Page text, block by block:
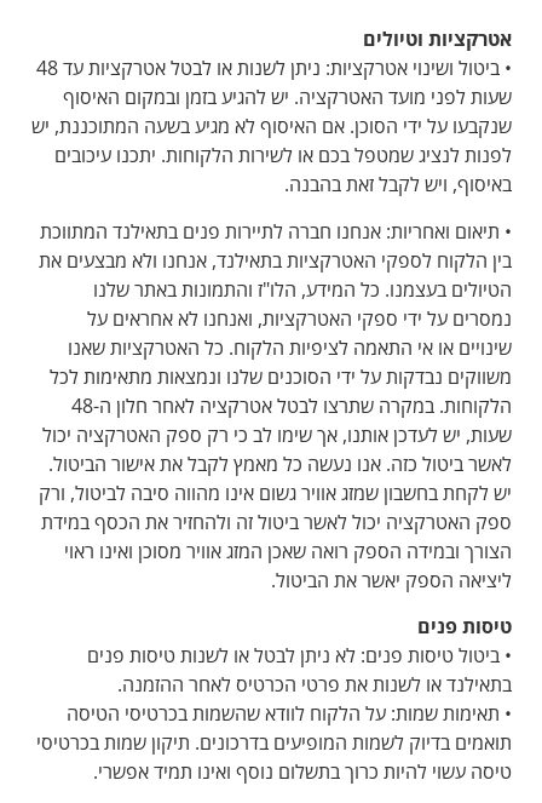
אטרקציות וטיולים
• ביטול ושינוי אטרקציות: ניתן לשנות או לבטל אטרקציות עד 48
שעות לפני מועד האטרקציה. יש להגיע בזמן ובמקום האיסוף
שנקבעו על ידי הסוכן. אם האיסוף לא מגיע בשעה המתוכננת, יש
לפנות לנציג שמטפל בכם או לשירות הלקוחות. יתכנו עיכובים
באיסוף, ויש לקבל זאת בהבנה.
• תיאום ואחריות: אנחנו חברה לתיירות פנים בתאילנד המתווכת
בין הלקוח לספקי האטרקציות בתאילנד, אנחנו ולא מבצעים את
הטיולים בעצמנו. כל המידע, הלו"ז והתמונות באתר שלנו
נמסרים על ידי ספקי האטרקציות, ואנחנו לא אחראים על
שינויים או אי התאמה לציפיות הלקוח. כל האטרקציות שאנו
משווקים נבדקות על ידי הסוכנים שלנו ונמצאות מתאימות לכל
הלקוחות. במקרה שתרצו לבטל אטרקציה לאחר חלון ה-48
שעות, יש לעדכן אותנו, אך שימו לב כי רק ספק האטרקציה יכול
לאשר ביטול כזה. אנו נעשה כל מאמץ לקבל את אישור הביטול.
יש לקחת בחשבון שמזג אוויר גשום אינו מהווה סיבה לביטול, ורק
ספק האטרקציה יכול לאשר ביטול זה ולהחזיר את הכסף במידת
הצורך ובמידה הספק רואה שאכן המזג אוויר מסוכן ואינו ראוי
ליציאה הספק יאשר את הביטול.
טיסות פנים
• ביטול טיסות פנים: לא ניתן לבטל או לשנות טיסות פנים
בתאילנד או לשנות את פרטי הכרטיס לאחר ההזמנה.
• תאימות שמות: על הלקוח לוודא שהשמות בכרטיסי הטיסה
תואמים בדיוק לשמות המופיעים בדרכונים. תיקון שמות בכרטיסי
טיסה עשוי להיות כרוך בתשלום נוסף ואינו תמיד אפשרי.